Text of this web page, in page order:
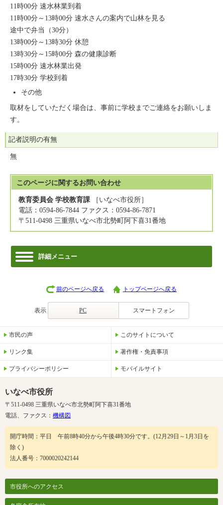
11時00分 速水林業到着
11時00分～13時00分 速水さんの案内で山林を見る
途中で弁当（30分）
13時00分～13時30分 休憩
13時30分～15時00分 森の健康診断
15時00分 速水林業出発
17時30分 学校到着
その他
取材をしていただく場合は、事前に学校までご連絡をお願いしま
す。
記者説明の有無
無
このページに関するお問い合わせ
教育委員会 学校教育課 ［いなべ市役所］
電話：0594-86-7844 ファクス：0594-86-7871
〒511-0498 三重県いなべ市北勢町阿下喜31番地
詳細メニュー
前のページへ戻る トップページへ戻る
表示 PC スマートフォン
市民の声 このサイトについて
リンク集 著作権・免責事項
プライバシーポリシー モバイルサイト
いなべ市役所
〒511-0498 三重県いなべ市北勢町阿下喜31番地
電話、ファクス： 機構図
開庁時間：平日 午前8時40分から午後4時30分です。(12月29日～1月3日を
除く)
法人番号：7000020242144
市役所へのアクセス